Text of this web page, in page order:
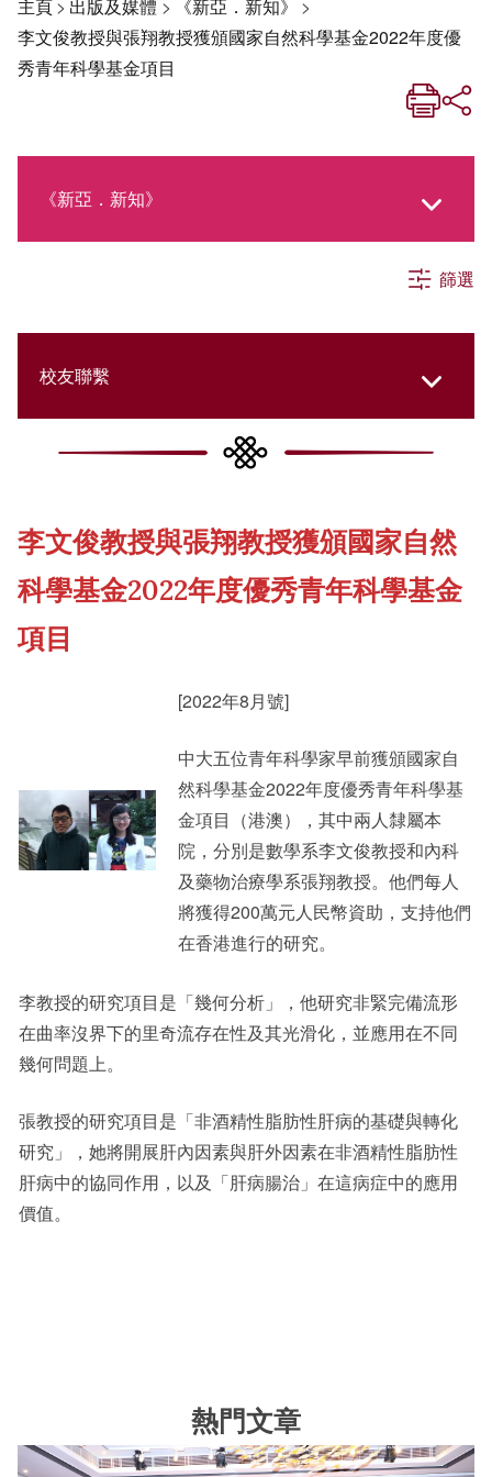
主頁> 出版及媒體 > 《新亞．新知》 >
李文俊教授與張翔教授獲頒國家自然科學基金2022年度優
秀青年科學基金項目
《新亞．新知》
社交媒體專欄
《新亞簡訊》
《新亞書院概覽》
其他書院出版
影片庫
篩選
校友聯繫
College Updates
Cultural Topics
Student Development
Staff Engagement
李文俊教授與張翔教授獲頒國家自然
科學基金2022年度優秀青年科學基金
項目
[2022年8月號]
中大五位青年科學家早前獲頒國家自
然科學基金2022年度優秀青年科學基
金項目（港澳），其中兩人隸屬本
院，分別是數學系李文俊教授和內科
及藥物治療學系張翔教授。他們每人
將獲得200萬元人民幣資助，支持他們
在香港進行的研究。
李教授的研究項目是「幾何分析」，他研究非緊完備流形
在曲率沒界下的里奇流存在性及其光滑化，並應用在不同
幾何問題上。
張教授的研究項目是「非酒精性脂肪性肝病的基礎與轉化
研究」，她將開展肝內因素與肝外因素在非酒精性脂肪性
肝病中的協同作用，以及「肝病腸治」在這病症中的應用
價值。
熱門文章